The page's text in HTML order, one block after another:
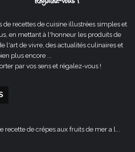
de recettes de cuisine illustrées simples et
en mettant à l'honneur les produits de
l'art de vivre, des actualités culinaires et
plus encore ...
par vos sens et régalez-vous !
recette de crêpes aux fruits de mer a l...